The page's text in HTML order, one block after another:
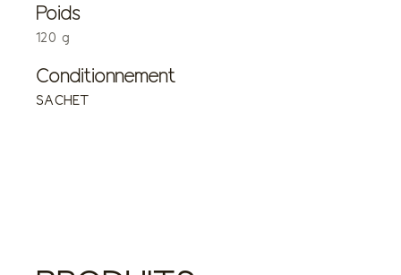
Poids
120 g
Conditionnement
SACHET